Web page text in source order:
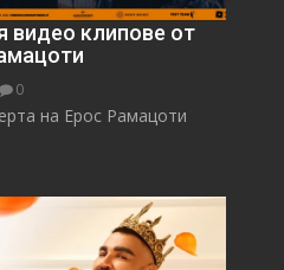
видео клипове от
0
на Ерос Рамацоти